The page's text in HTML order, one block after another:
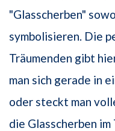
"Glasscherben"
symbolisieren. Die
Träumenden gibt
man sich gerade in
oder steckt man
die Glasscherben im